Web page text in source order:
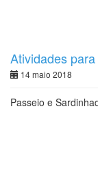
Atividades
14 maio 2018
Passeio e